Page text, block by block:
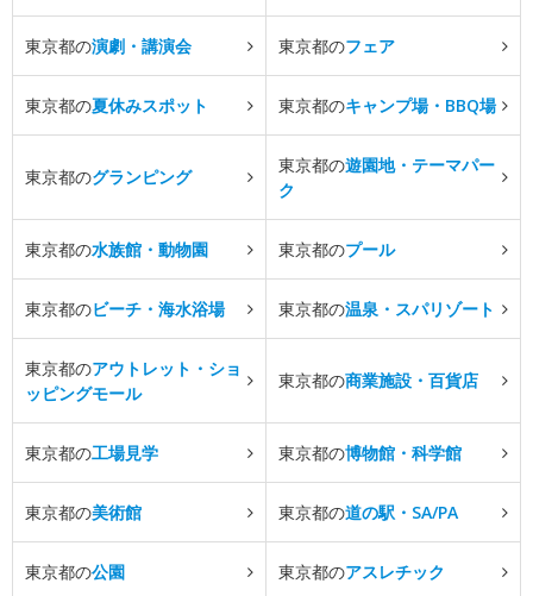
東京都の演劇・講演会 東京都のフェア
東京都の夏休みスポット 東京都のキャンプ場・BBQ場
東京都のグランピング
東京都の遊園地・テーマパー
ク
東京都の水族館・動物園 東京都のプール
東京都のビーチ・海水浴場 東京都の温泉・スパリゾート
東京都のアウトレット・ショ
ッピングモール
東京都の商業施設・百貨店
東京都の工場見学 東京都の博物館・科学館
東京都の美術館 東京都の道の駅・SA/PA
東京都の公園 東京都のアスレチック